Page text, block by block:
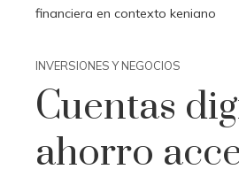
financiera en contexto keniano
INVERSIONES Y NEGOCIOS
Cuentas
ahorro